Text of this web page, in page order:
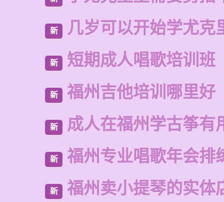
新 几岁可以开始学尤克
新 短期成人唱歌培训班
新 福州吉他培训哪里好
新 成人在福州学古筝有
新 福州专业唱歌年会排
新 福州卖小提琴的实体